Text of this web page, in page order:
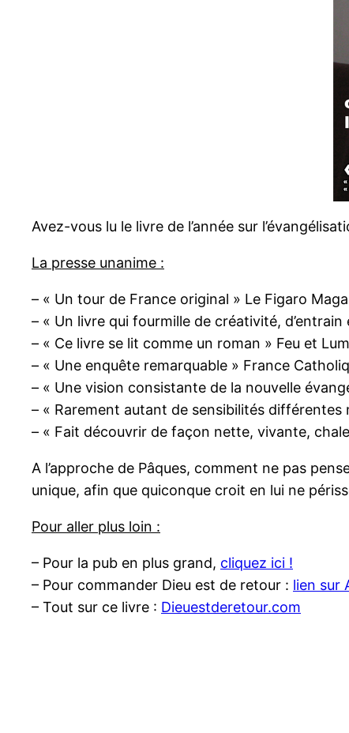
Avez-vous lu le livre de l’année sur
La presse unanime :
– « Un tour de France original » Le Figaro
– « Un livre qui fourmille de créativité,
– « Ce livre se lit comme un roman » Feu et
– « Une enquête remarquable » France
– « Une vision consistante de la nouvelle
– « Rarement autant de sensibilités différentes
– « Fait découvrir de façon nette, vivante,
A l’approche de Pâques, comment ne pas
unique, afin que quiconque croit en lui ne
Pour aller plus loin :
– Pour la pub en plus grand, cliquez ici !
– Pour commander Dieu est de retour : lien sur
– Tout sur ce livre : Dieuestderetour.com